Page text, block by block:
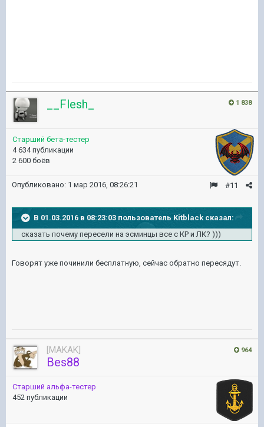
1 838
__Flesh_
Старший бета-тестер
4 634 публикации
2 600 боёв
#11
Опубликовано: 1 мар 2016, 08:26:21
В 01.03.2016 в 08:23:03 пользователь Kitblack сказал:
сказать почему пересели на эсминцы все с КР и ЛК? )))
Говорят уже починили бесплатную, сейчас обратно пересядут.
964
[MAKAK]
Bes88
Старший альфа-тестер
452 публикации